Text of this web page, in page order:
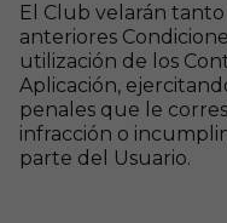
El Club velarán
anteriores
utilización de los
Aplicación,
penales que le
infracción o
parte del Usuario.